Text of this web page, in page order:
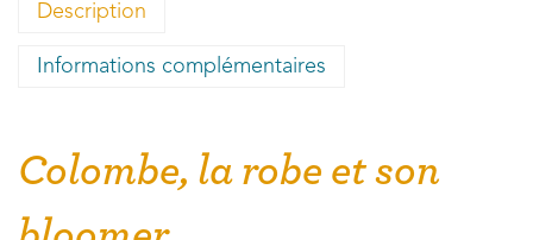
Description
Informations complémentaires
Colombe, la robe et son